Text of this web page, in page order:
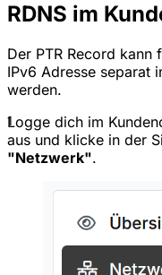
RDNS im
Der PTR Record kann
IPv6 Adresse separat
werden.
1
Logge dich im
aus und klicke in der
"Netzwerk".